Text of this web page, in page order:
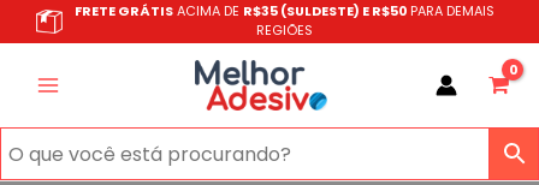
para
FRETE GRÁTISACIMA DE R$35 (SULDESTE) E R$50 PARA DEMAIS
REGIÕES